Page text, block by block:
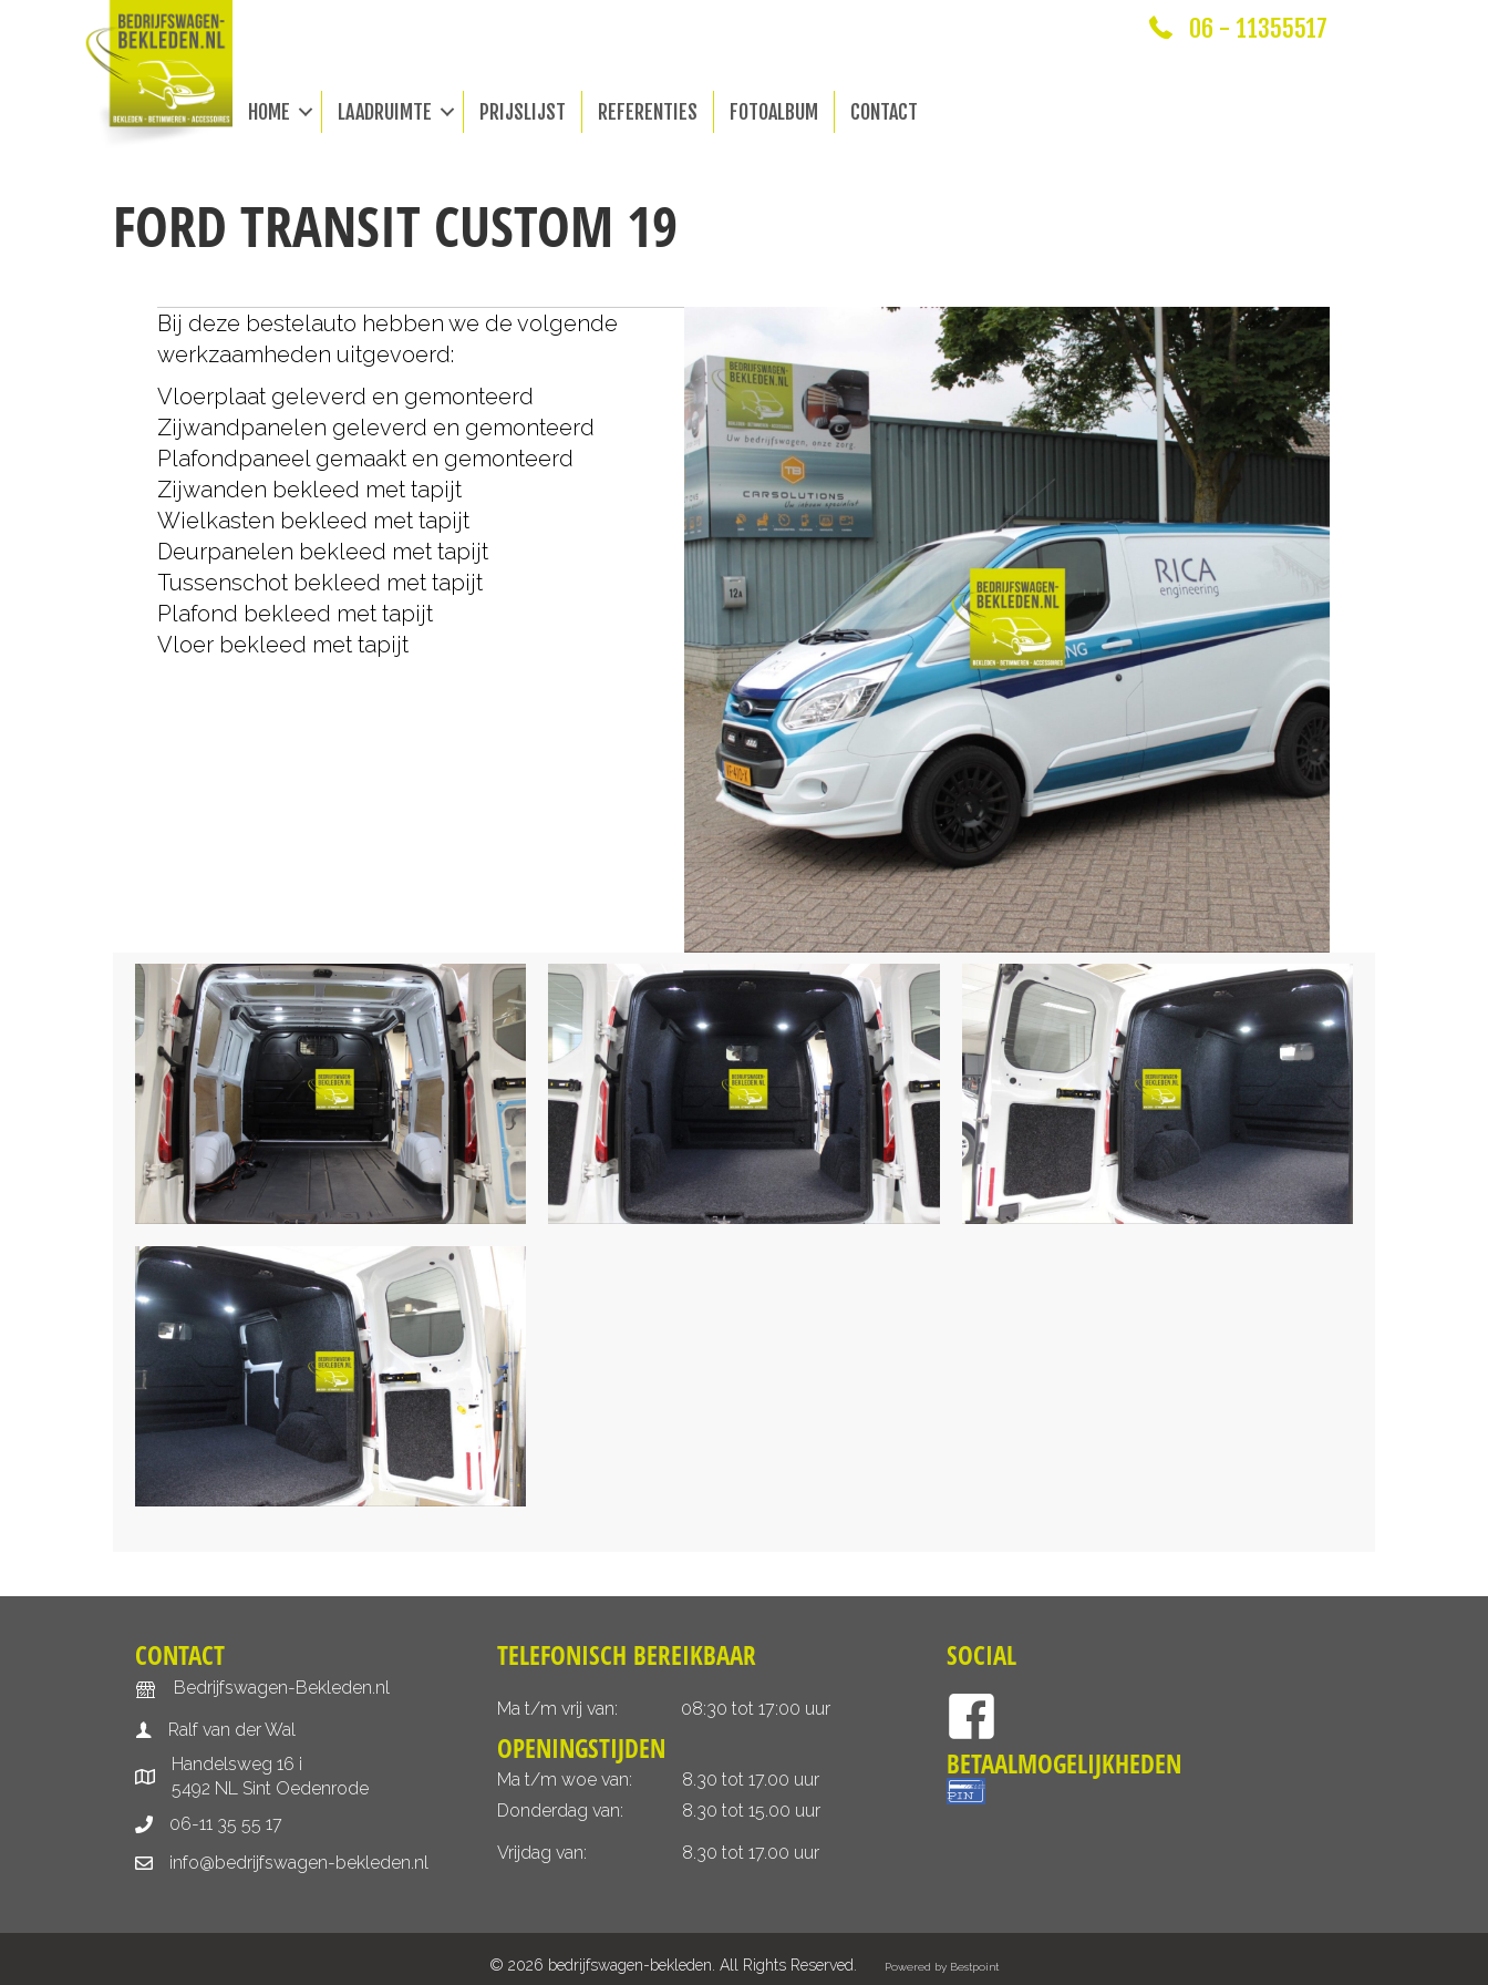
06 - 11355517
HOME LAADRUIMTE PRIJSLIJST REFERENTIES FOTOALBUM CONTACT
FORD TRANSIT CUSTOM 19
Bij deze bestelauto hebben we de volgende
werkzaamheden uitgevoerd:
Vloerplaat geleverd en gemonteerd
Zijwandpanelen geleverd en gemonteerd
Plafondpaneel gemaakt en gemonteerd
Zijwanden bekleed met tapijt
Wielkasten bekleed met tapijt
Deurpanelen bekleed met tapijt
Tussenschot bekleed met tapijt
Plafond bekleed met tapijt
Vloer bekleed met tapijt
CONTACT
Bedrijfswagen-Bekleden.nl
Ralf van der Wal
Handelsweg 16 i
5492 NL Sint Oedenrode
06-11 35 55 17
info@bedrijfswagen-bekleden.nl
TELEFONISCH BEREIKBAAR
Ma t/m vrij van: 08:30 tot 17:00 uur
OPENINGSTIJDEN
Ma t/m woe van:
Donderdag van:
Vrijdag van:
8.30 tot 17.00 uur
8.30 tot 15.00 uur
8.30 tot 17.00 uur
SOCIAL
BETAALMOGELIJKHEDEN
© 2026 bedrijfswagen-bekleden. All Rights Reserved. Powered by Bestpoint